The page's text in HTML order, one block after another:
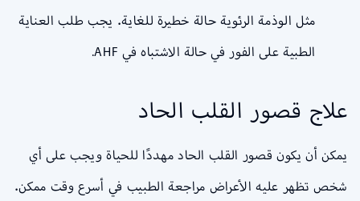
مثل الوذمة الرئوية حالة خطيرة للغاية. يجب طلب العناية
الطبية على الفور في حالة الاشتباه في AHF.
علاج قصور القلب الحاد
يمكن أن يكون قصور القلب الحاد مهددًا للحياة ويجب على أي
شخص تظهر عليه الأعراض مراجعة الطبيب في أسرع وقت ممكن.